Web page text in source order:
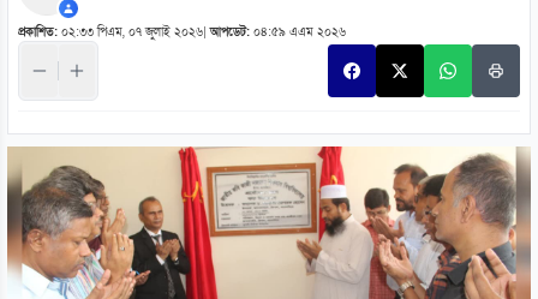
প্রকাশিত: ০২:৩৩ পিএম, ০৭ জুলাই ২০২৬ |আপডেট: ০৪:৫৯ এএম ২০২৬